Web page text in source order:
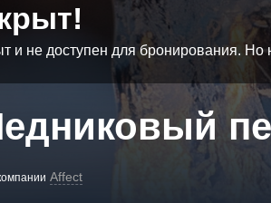
и не доступен для бронирования.
Affect